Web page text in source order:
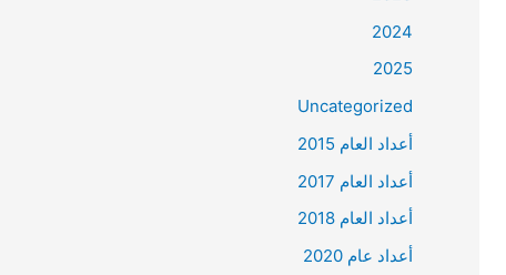
2024
2025
Uncategorized
أعداد العام 2015
أعداد العام 2017
أعداد العام 2018
أعداد عام 2020